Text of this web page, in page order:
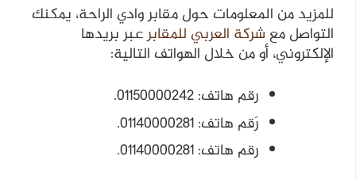
للمزيد من المعلومات حول مقابر وادي الراحة، يمكنك
التواصل معشركة العربيللمقابرعبر بريدها
الإلكتروني، أو من خلال الهواتف التالية:
رقم هاتف: 01150000242.
رَقم هاتف: 01140000281.
رقم هاتف: 01140000281.